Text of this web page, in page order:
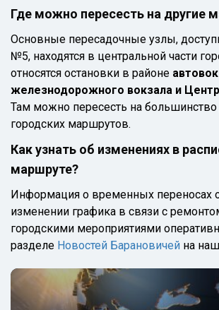
Где можно пересесть на другие
Основные пересадочные узлы,
№5, находятся в центральной части
относятся остановки в районе
железнодорожного вокзала и
Там можно пересесть на большинство
городских маршрутов.
Как узнать об изменениях в
маршруте?
Информация о временных переносах
изменении графика в связи с
городскими мероприятиями
разделе Новостей Барановичей на